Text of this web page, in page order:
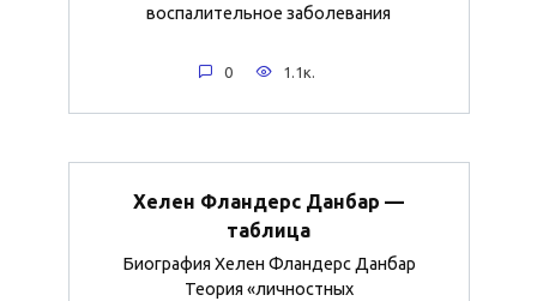
воспалительное заболевания
0 1.1к.
Хелен Фландерс Данбар —
таблица
Биография Хелен Фландерс Данбар
Теория «личностных